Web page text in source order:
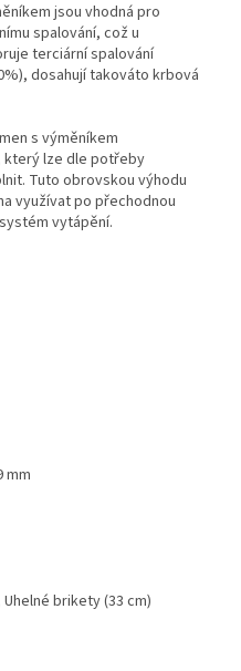
jsou vhodná pro
spalování, což u
terciární spalování
dosahují takováto krbová
s výměníkem
který lze dle potřeby
Tuto obrovskou výhodu
využívat po přechodnou
vytápění.
mm
brikety (33 cm)